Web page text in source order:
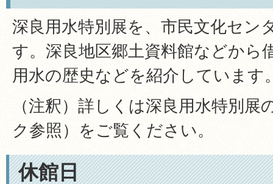
深良用水特別展を、市民文化セン
す。深良地区郷土資料館などから
用水の歴史などを紹介しています
（注釈）詳しくは深良用水特別展
ク参照）をご覧ください。
休館日